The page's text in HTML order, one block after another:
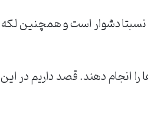
نسبتا دشوار است و همچنین لکه
انجام دهند. قصد داریم در این